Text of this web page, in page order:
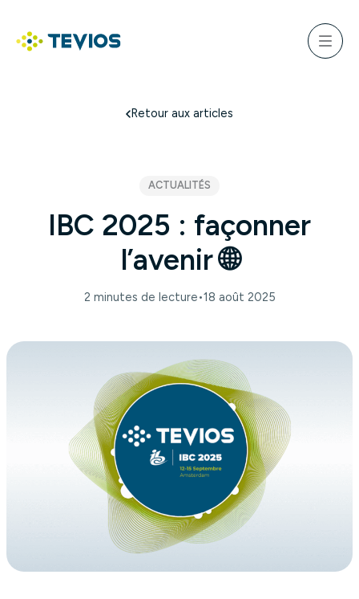
contenu
Menu
IBC 2025 : façonner
l’avenir 🌐
Retour aux articles
ACTUALITÉS
2 minutes de lecture•18 août 2025